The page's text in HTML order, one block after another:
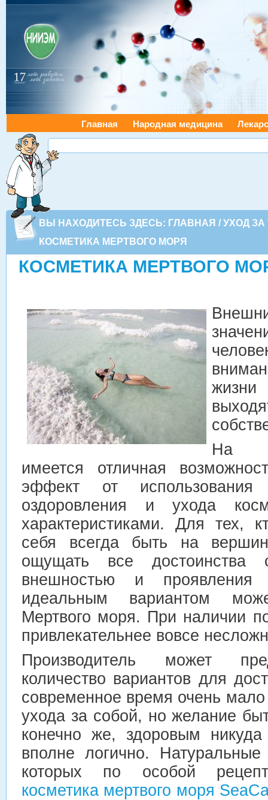
Главная Народная медицина
ВЫ НАХОДИТЕСЬ ЗДЕСЬ: ГЛАВНАЯ / УХОД
КОСМЕТИКА МЕРТВОГО МОРЯ
КОСМЕТИКА МЕРТВОГО
На
имеется отличная
эффект от использования
оздоровления и ухода
характеристиками. Для тех,
себя всегда быть на
ощущать все
внешностью и проявления
идеальным вариантом
Мертвого моря. При наличии
привлекательнее вовсе
Производитель может
количество вариантов для
современное время очень
ухода за собой, но желание
конечно же, здоровым
вполне логично.
которых по особой
косметика мертвого моря